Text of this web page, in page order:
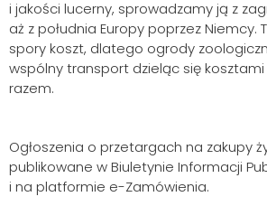
i jakości lucerny, sprowadzamy ją z
aż z południa Europy poprzez Niemcy.
spory koszt, dlatego ogrody
wspólny transport dzieląc się
razem.
Ogłoszenia o przetargach na zakupy
publikowane w Biuletynie Informacji
i na platformie e-Zamówienia.